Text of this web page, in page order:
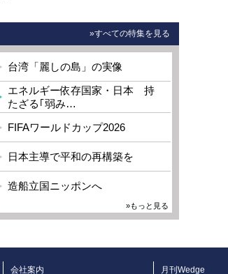
»すべての特集を見る
台湾「麗しの島」の実像
エネルギー依存国家・日本 持
たざる｢弱み…
FIFAワールドカップ2026
日本主導で平和の再構築を
造船立国ニッポンへ
»もっと見る
会社案内
月刊Wedge